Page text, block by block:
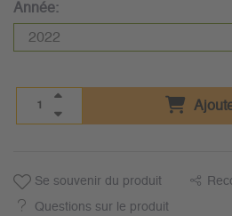
Année:
Se souvenir du produit
Questions sur le produit